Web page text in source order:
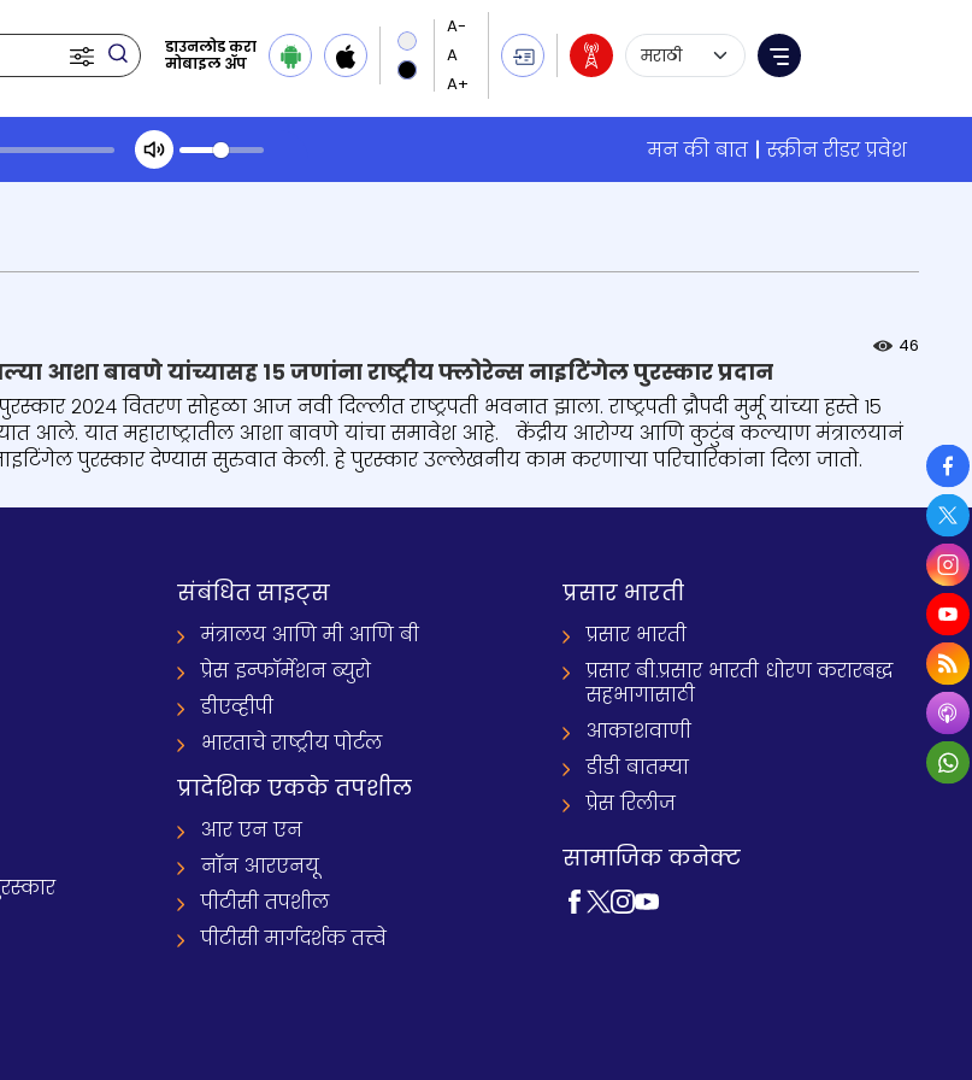
डाउनलोड करा
मोबाइल ॲप
Language Selection
Menu
मन की बात
स्क्रीन रीडर प्रवेश
summary
46
आशा बावणे यांच्यासह १५ जणांना राष्ट्रीय फ्लोरेन्स नाइटिंगेल पुरस्कार प्रदान
२०२४ वितरण सोहळा आज नवी दिल्लीत राष्ट्रपती भवनात झाला. राष्ट्रपती द्रौपदी मुर्मू यांच्या हस्ते १५
आले. यात महाराष्ट्रातील आशा बावणे यांचा समावेश आहे. केंद्रीय आरोग्य आणि कुटुंब कल्याण मंत्रालयानं
पुरस्कार देण्यास सुरुवात केली. हे पुरस्कार उल्लेखनीय काम करणाऱ्या परिचारिकांना दिला जातो.
संबंधित साइट्स
मंत्रालय आणि मी आणि बी
प्रेस इन्फॉर्मेशन ब्युरो
डीएव्हीपी
भारताचे राष्ट्रीय पोर्टल
प्रादेशिक एकके तपशील
आर एन एन
नॉन आरएनयू
पीटीसी तपशील
पीटीसी मार्गदर्शक तत्त्वे
प्रसार भारती
प्रसार भारती
प्रसार बी.प्रसार भारती धोरण करारबद्ध
सहभागासाठी
आकाशवाणी
डीडी बातम्या
प्रेस रिलीज
सामाजिक कनेक्ट